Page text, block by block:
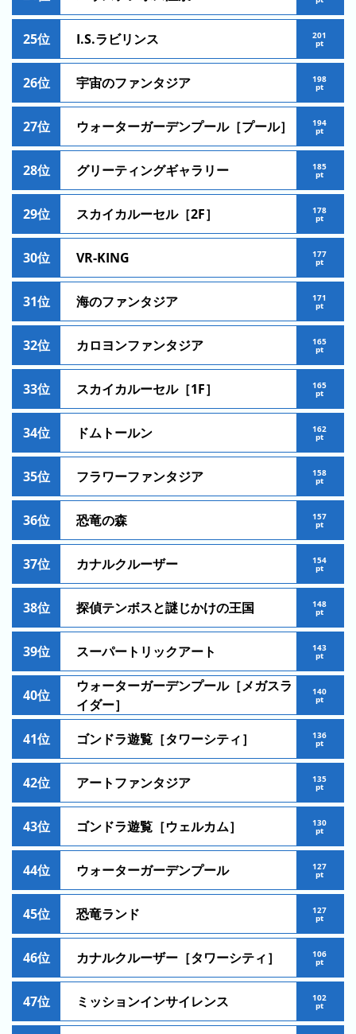
キ
ン
グ
月
の
ラ
ン
キ
ン
グ
先
月
の
ラ
ン
グ
今
ラ
ン
キ
ン
グ
去
年
の
ラ
ン
キ
ン
待
ち
時
間
フ
今
日
こ
れ
ま
の
混
雑
グ
ラ
25位 I.S.ラビリンス 201
pt
26位 宇宙のファンタジア 198
pt
27位 ウォーターガーデンプール［プール］ 194
pt
28位 グリーティングギャラリー 185
pt
29位 スカイカルーセル［2F］ 178
pt
30位 VR-KING 177
pt
31位 海のファンタジア 171
pt
32位 カロヨンファンタジア 165
pt
33位 スカイカルーセル［1F］ 165
pt
34位 ドムトールン 162
pt
35位 フラワーファンタジア 158
pt
36位 恐竜の森 157
pt
37位 カナルクルーザー 154
pt
38位 探偵テンボスと謎じかけの王国 148
pt
39位 スーパートリックアート 143
pt
40位
ウォーターガーデンプール［メガスラ
イダー］
140
pt
41位 ゴンドラ遊覧［タワーシティ］ 136
pt
42位 アートファンタジア 135
pt
43位 ゴンドラ遊覧［ウェルカム］ 130
pt
44位 ウォーターガーデンプール 127
pt
45位 恐竜ランド 127
pt
46位 カナルクルーザー［タワーシティ］ 106
pt
47位 ミッションインサイレンス 102
pt